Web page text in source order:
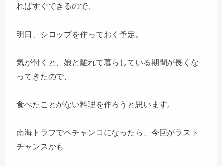
ればすぐできるので、
明日、シロップを作っておく予定。
気が付くと、娘と離れて暮らしている期間が長くな
ってきたので、
食べたことがない料理を作ろうと思います。
南海トラフでペチャンコになったら、今回がラスト
チャンスかも